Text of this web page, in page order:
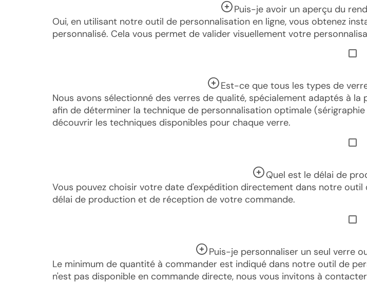
Puis-je avoir un aperçu du
Oui, en utilisant notre outil de personnalisation en ligne, vous obtenez
personnalisé. Cela vous permet de valider visuellement votre
Est-ce que tous les types de
Nous avons sélectionné des verres de qualité, spécialement adaptés à
afin de déterminer la technique de personnalisation optimale
découvrir les techniques disponibles pour chaque verre.
Quel est le délai de
Vous pouvez choisir votre date d'expédition directement dans notre
délai de production et de réception de votre commande.
Puis-je personnaliser un seul verre
Le minimum de quantité à commander est indiqué dans notre outil de
n'est pas disponible en commande directe, nous vous invitons à